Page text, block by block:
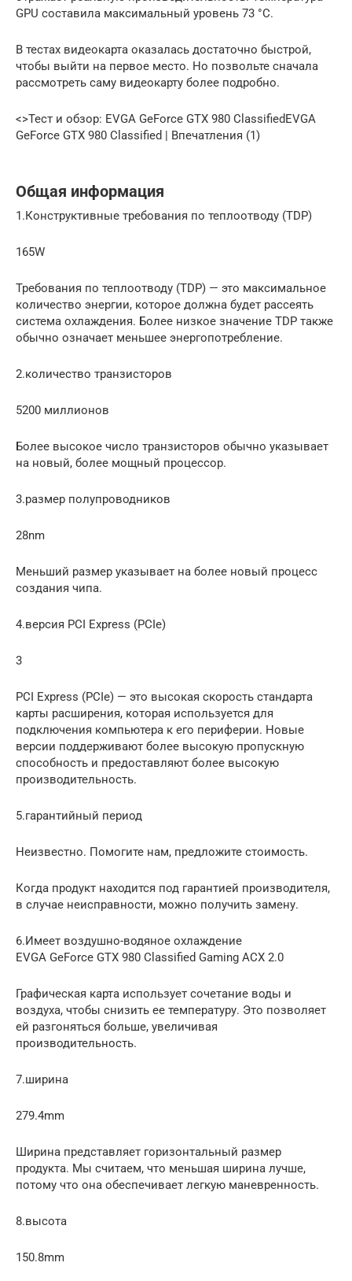
GPU составила максимальный уровень 73 °C.
В тестах видеокарта оказалась достаточно быстрой,
чтобы выйти на первое место. Но позвольте сначала
рассмотреть саму видеокарту более подробно.
<>Тест и обзор: EVGA GeForce GTX 980 ClassifiedEVGA
GeForce GTX 980 Classified | Впечатления (1)
Общая информация
1.Конструктивные требования по теплоотводу (TDP)
165W
Требования по теплоотводу (TDP) — это максимальное
количество энергии, которое должна будет рассеять
система охлаждения. Более низкое значение TDP также
обычно означает меньшее энергопотребление.
2.количество транзисторов
5200 миллионов
Более высокое число транзисторов обычно указывает
на новый, более мощный процессор.
3.размер полупроводников
28nm
Меньший размер указывает на более новый процесс
создания чипа.
4.версия PCI Express (PCIe)
3
PCI Express (PCIe) — это высокая скорость стандарта
карты расширения, которая используется для
подключения компьютера к его периферии. Новые
версии поддерживают более высокую пропускную
способность и предоставляют более высокую
производительность.
5.гарантийный период
Неизвестно. Помогите нам, предложите стоимость.
Когда продукт находится под гарантией производителя,
в случае неисправности, можно получить замену.
6.Имеет воздушно-водяное охлаждение
EVGA GeForce GTX 980 Classified Gaming ACX 2.0
Графическая карта использует сочетание воды и
воздуха, чтобы снизить ее температуру. Это позволяет
ей разгоняться больше, увеличивая
производительность.
7.ширина
279.4mm
Ширина представляет горизонтальный размер
продукта. Мы считаем, что меньшая ширина лучше,
потому что она обеспечивает легкую маневренность.
8.высота
150.8mm